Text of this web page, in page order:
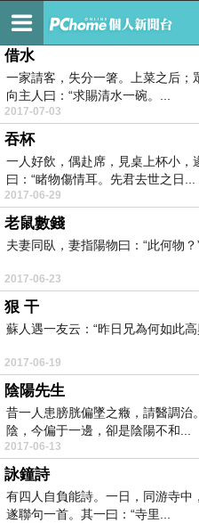
吃喝玩樂
借水
一家請客，失分一箸。上菜之后
向主人曰：“求賜清水一碗。...
2017-07-03
吞杯
一人好飲，偶赴席，見桌上杯小，
曰：“睹物傷情耳。先君去世之日...
2017-06-29
老鼠數錢
夫妻同臥，妻指陽物曰：“此何物？
2017-06-23
狠 干
蘇人遇一友云：“昨日兄為何如此
2017-06-19
陰陽先生
昔一人患膀胱偏墜之癥，請醫調治
陰，今偏于一邊，卻是陰陽不和...
2017-06-13
詠鐘詩
有四人自負能詩。一日，同游寺中
遂聯句一首。其一曰：“寺里...